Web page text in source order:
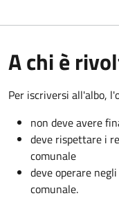
A chi è
Per iscriversi all'albo,
non deve avere
deve rispettare i
comunale
deve operare
comunale.